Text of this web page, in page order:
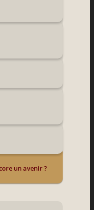
un avenir ?